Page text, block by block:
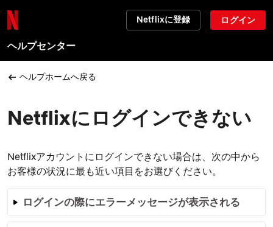
Netflixに登録 ログイン
ヘルプセンター
ヘルプホームへ戻る
Netflixにログインできない
Netflixアカウントにログインできない場合は、次の中から
お客様の状況に最も近い項目をお選びください。
ログインの際にエラーメッセージが表示される